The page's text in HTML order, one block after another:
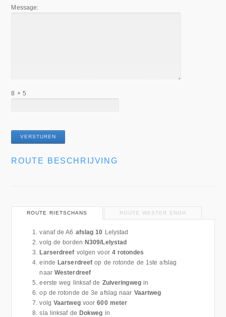
Message:
8 + 5
ROUTE BESCHRIJVING
ROUTE RIETSCHANS ROUTE WESTER ENGH
vanaf de A6 afslag 10 Lelystad
volg de borden N309/Lelystad
Larserdreef volgen voor 4 rotondes
einde Larserdreef op de rotonde de 1ste afslag
naar Westerdreef
eerste weg linksaf de Zuiveringwegin
op de rotonde de 3e afslag naar Vaartweg
volg Vaartwegvoor600 meter
sla linksaf de Dokweg in